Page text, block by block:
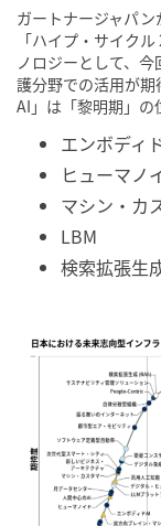
ガートナージャパ
「ハイプ・サイク
ノロジーとして、
護分野での活用が
AI」は「黎明期」の
エンボディ
ヒューマノ
マシン・カ
LBM
検索拡張生